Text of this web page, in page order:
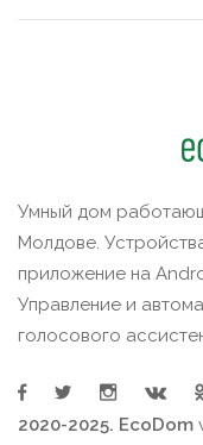
Умный дом
Молдове.
приложение на
Управление и
голосового
2020-2025. EcoDom